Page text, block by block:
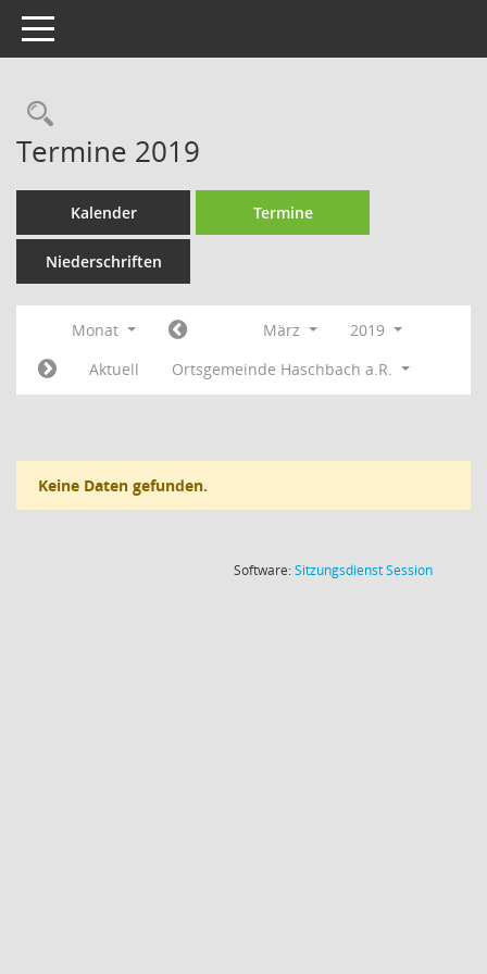
Toggle navigation
Rechercheauswahl
Termine 2019
Kalender Termine
Niederschriften
Monat März
2019
Aktuell
Ortsgemeinde Haschbach a.R.
Keine Daten gefunden.
Software:SitzungsdienstSession(Wird in